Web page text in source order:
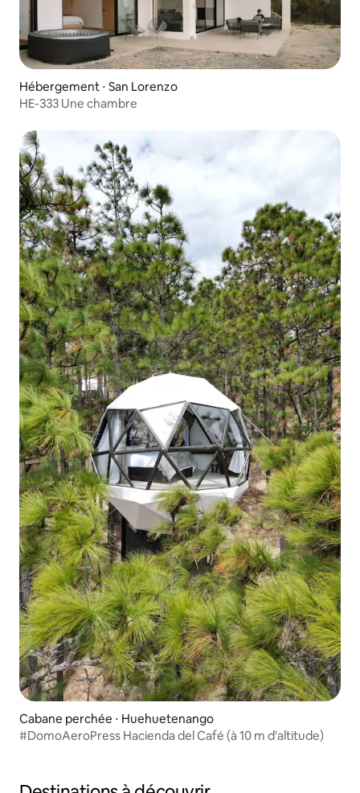
Hébergement ⋅ San Lorenzo
HE-333 Une chambre
Cabane perchée ⋅ Huehuetenango
#DomoAeroPress Hacienda del Café (à 10 m d'altitude)